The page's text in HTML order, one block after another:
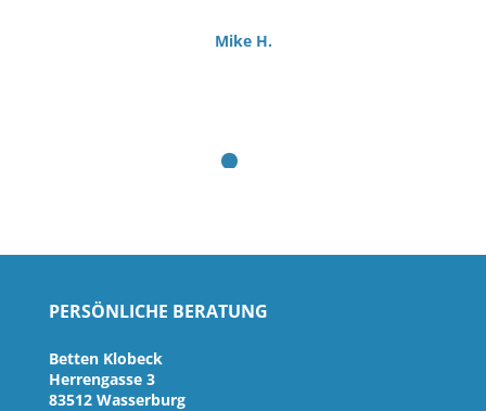
Mike H.
PERSÖNLICHE BERATUNG
Betten Klobeck
Herrengasse 3
83512 Wasserburg